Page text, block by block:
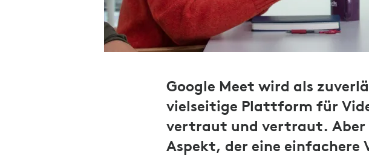
Google Meet wird als
vielseitige Plattform für
vertraut und vertraut. Aber
Aspekt, der eine einfachere